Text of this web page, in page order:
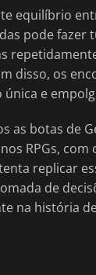
equilíbrio
pode
disso, os
única e
as botas de
RPGs,
replicar
de
na história